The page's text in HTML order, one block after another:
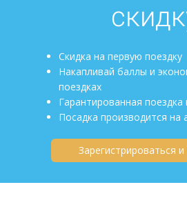
Скидка на первую поездку
Накапливай баллы и
поездках
Гарантированная поездка
Посадка производится на
Зарегистрироваться